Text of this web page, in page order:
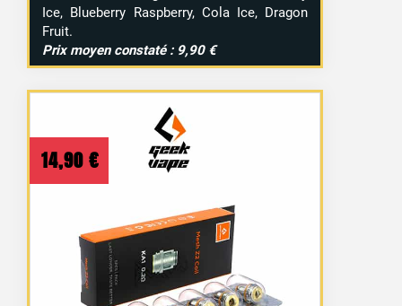
Ice, Blueberry Raspberry, Cola Ice, Dragon
Fruit.
Prix moyen constaté : 9,90 €
14,90 €